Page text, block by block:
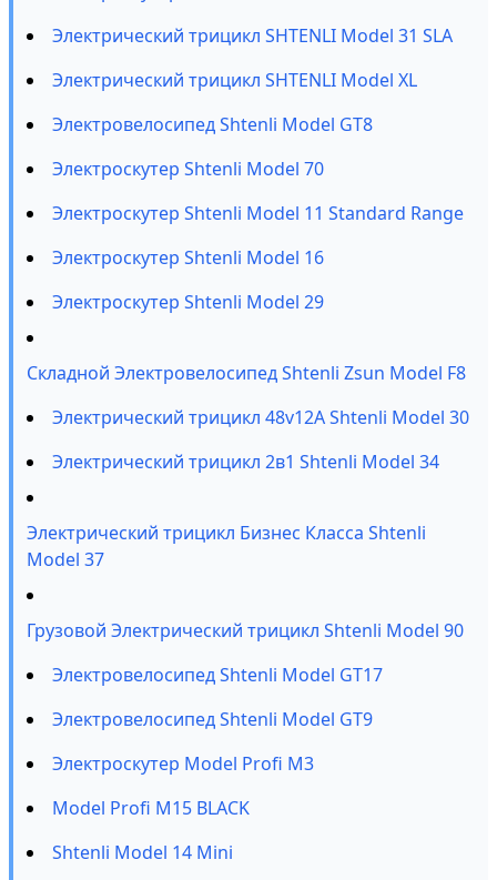
Электрический трицикл SHTENLI Model 31 SLA
Электрический трицикл SHTENLI Model XL
Электровелосипед Shtenli Model GT8
Электроскутер Shtenli Model 70
Электроскутер Shtenli Model 11 Standard Range
Электроскутер Shtenli Model 16
Электроскутер Shtenli Model 29
Складной Электровелосипед Shtenli Zsun Model F8
Электрический трицикл 48v12A Shtenli Model 30
Электрический трицикл 2в1 Shtenli Model 34
Электрический трицикл Бизнес Класса Shtenli
Model 37
Грузовой Электрический трицикл Shtenli Model 90
Электровелосипед Shtenli Model GT17
Электровелосипед Shtenli Model GT9
Электроскутер Model Profi M3
Model Profi M15 BLACK
Shtenli Model 14 Mini